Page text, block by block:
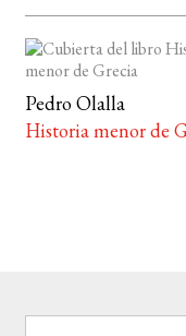
Pedro Olalla
Historia menor de